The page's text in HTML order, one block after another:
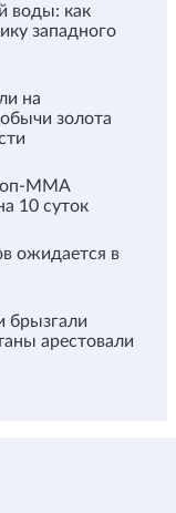
воды: как
западного
на
золота
ММА
10 суток
ожидается в
брызгали
арестовали